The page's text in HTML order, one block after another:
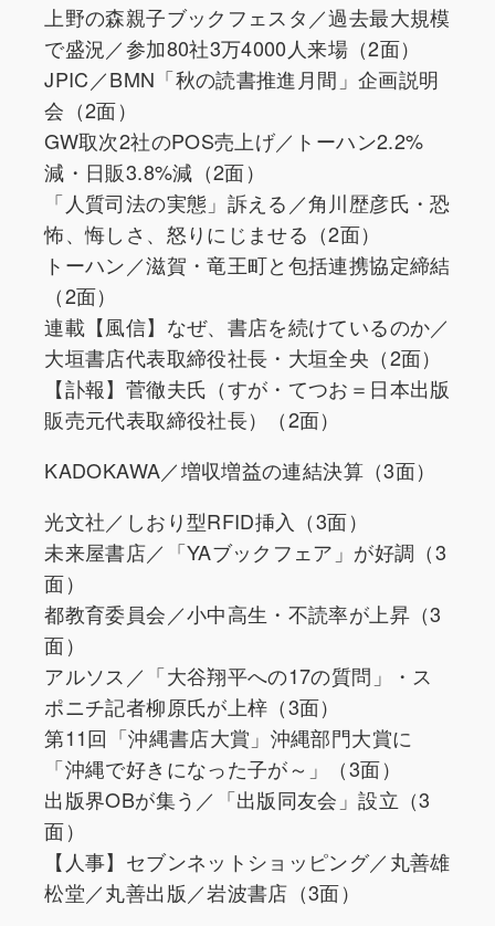
上野の森親子ブックフェスタ／過去最大規模
で盛況／参加80社3万4000人来場（2面）
JPIC／BMN「秋の読書推進月間」企画説明
会（2面）
GW取次2社のPOS売上げ／トーハン2.2%
減・日販3.8%減（2面）
「人質司法の実態」訴える／角川歴彦氏・恐
怖、悔しさ、怒りにじませる（2面）
トーハン／滋賀・竜王町と包括連携協定締結
（2面）
連載【風信】なぜ、書店を続けているのか／
大垣書店代表取締役社長・大垣全央（2面）
【訃報】菅徹夫氏（すが・てつお＝日本出版
販売元代表取締役社長）（2面）
KADOKAWA／増収増益の連結決算（3面）
光文社／しおり型RFID挿入（3面）
未来屋書店／「YAブックフェア」が好調（3
面）
都教育委員会／小中高生・不読率が上昇（3
面）
アルソス／「大谷翔平への17の質問」・ス
ポニチ記者柳原氏が上梓（3面）
第11回「沖縄書店大賞」沖縄部門大賞に
「沖縄で好きになった子が～」（3面）
出版界OBが集う／「出版同友会」設立（3
面）
【人事】セブンネットショッピング／丸善雄
松堂／丸善出版／岩波書店（3面）